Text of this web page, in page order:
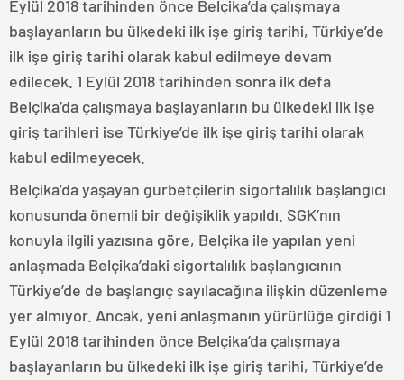
Eylül 2018 tarihinden önce Belçika’da çalışmaya
başlayanların bu ülkedeki ilk işe giriş tarihi, Türkiye’de
ilk işe giriş tarihi olarak kabul edilmeye devam
edilecek. 1 Eylül 2018 tarihinden sonra ilk defa
Belçika’da çalışmaya başlayanların bu ülkedeki ilk işe
giriş tarihleri ise Türkiye’de ilk işe giriş tarihi olarak
kabul edilmeyecek.
Belçika’da yaşayan gurbetçilerin sigortalılık başlangıcı
konusunda önemli bir değişiklik yapıldı. SGK’nın
konuyla ilgili yazısına göre, Belçika ile yapılan yeni
anlaşmada Belçika’daki sigortalılık başlangıcının
Türkiye’de de başlangıç sayılacağına ilişkin düzenleme
yer almıyor. Ancak, yeni anlaşmanın yürürlüğe girdiği 1
Eylül 2018 tarihinden önce Belçika’da çalışmaya
başlayanların bu ülkedeki ilk işe giriş tarihi, Türkiye’de